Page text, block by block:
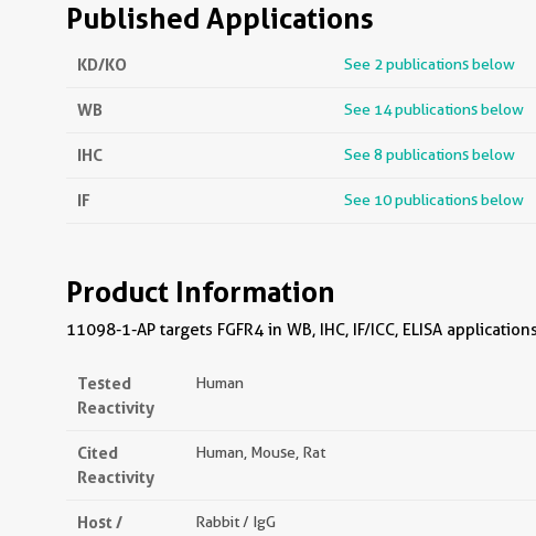
Published Applications
KD/KO See 2 publications below
WB See 14 publications below
IHC See 8 publications below
IF See 10 publications below
Product Information
11098-1-AP targets FGFR4 in WB, IHC, IF/ICC, ELISA
Tested
Reactivity
Human
Cited
Reactivity
Human, Mouse, Rat
Host /
Rabbit / IgG